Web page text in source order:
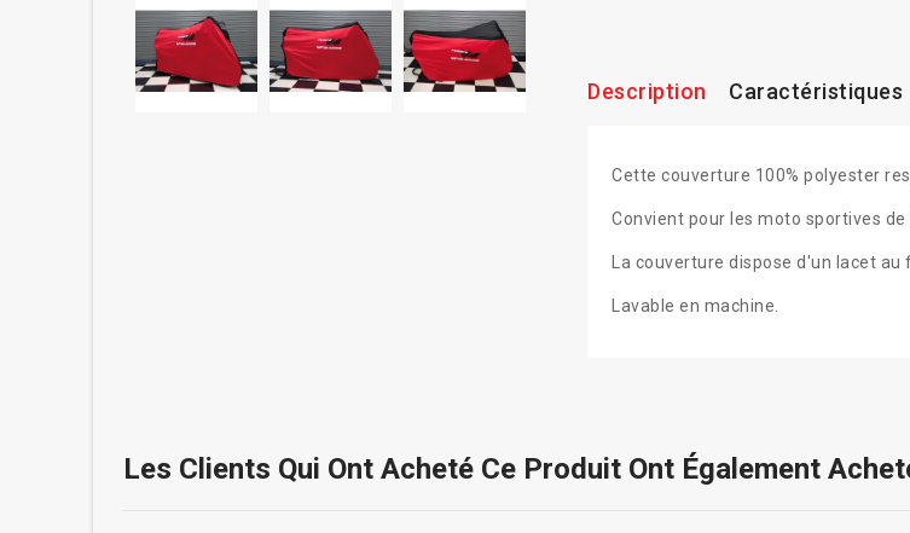
Description Caractéristiques
Cette couverture 100% polyester
Convient pour les moto sportives de
La couverture dispose d'un lacet
Lavable en machine.
Les Clients Qui Ont Acheté Ce Produit Ont Également